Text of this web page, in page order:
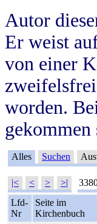
Autor
Er weist
von einer
worden.
Alles Suchen
|< < > >|
Lfd-
Nr
Seite im
Kirchenbuch